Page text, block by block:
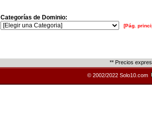
Categorías de Dominio:
[Pág.
** Precios
© 2002/2022 Solo10.com